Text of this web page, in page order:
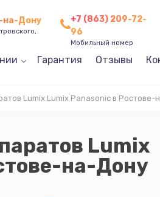
на-Дону
+7 (863) 209-72-
96
Мобильный номер
Гарантия Отзывы
Lumix Lumix Panasonic в Ростове-
Lumix
на-Дону